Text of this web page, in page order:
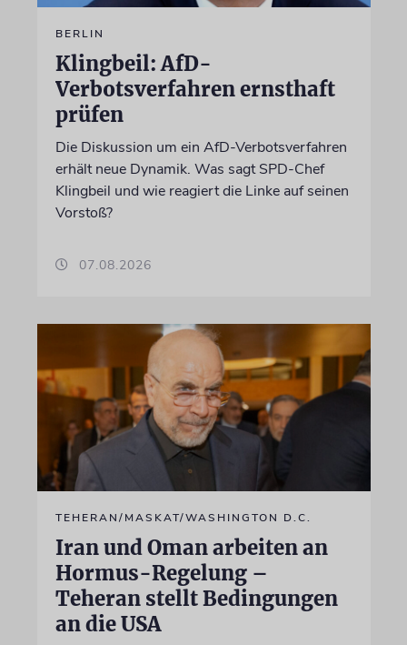
BERLIN
Klingbeil: AfD-
Verbotsverfahren ernsthaft
prüfen
Die Diskussion um ein AfD-Verbotsverfahren
erhält neue Dynamik. Was sagt SPD-Chef
Klingbeil und wie reagiert die Linke auf seinen
Vorstoß?
07.08.2026
TEHERAN/MASKAT/WASHINGTON D.C.
Iran und Oman arbeiten an
Hormus-Regelung –
Teheran stellt Bedingungen
an die USA